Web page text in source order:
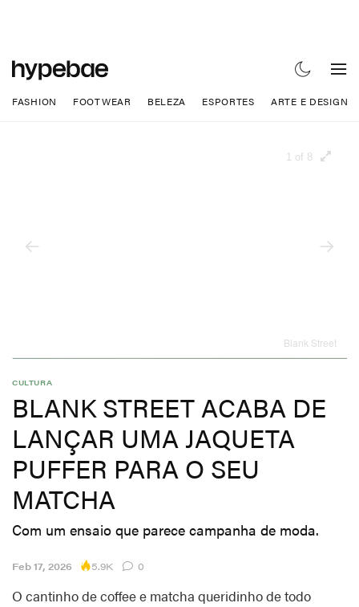
FASHION FOOTWEAR BELEZA ESPORTES ARTE E DESIGN
1 of 8
Blank Street
CULTURA
BLANK STREET ACABA DE
LANÇAR UMA JAQUETA
PUFFER PARA O SEU
MATCHA
Com um ensaio que parece campanha de moda.
Feb 17, 2026 5.9K 0
O cantinho de coffee e matcha queridinho de todo